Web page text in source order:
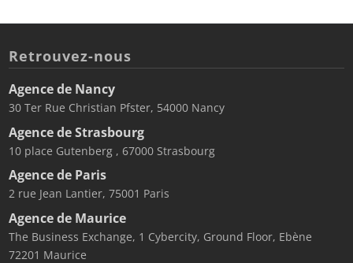
Retrouvez-nous
Agence de Nancy
30 Ter Rue Christian Pfster, 54000 Nancy
Agence de Strasbourg
10 place Gutenberg , 67000 Strasbourg
Agence de Paris
2 rue Jean Lantier, 75001 Paris
Agence de Maurice
The Business Exchange, 1 Cybercity, Ground Floor, Ebène
72201 Maurice